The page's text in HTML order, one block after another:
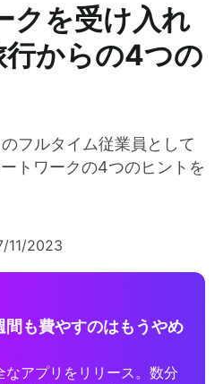
クを受け入れ
からの4つの
フルタイム従業員として
トワークの4つのヒントを
11/2023
も費やすのはもうやめ
アプリをリリース。数分